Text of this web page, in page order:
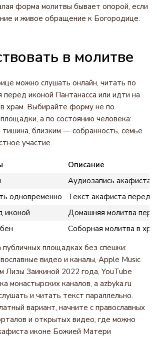
форма молитвы бывает опорой, если
и живое обращение к Богородице.
в молитве
можно слушать онлайн, читать по
перед иконой Пантанасса или идти на
храм. Выбирайте форму не по
а по состоянию человека:
близким — собранность, семье
участие.
Описание
Аудиозапись акафиста
одновременно
Текст акафиста перед
иконой
Домашняя молитва
Соборная молитва в
площадках без спешки:
видео и каналы, Apple Music
Лизы Заикиной 2022 года, YouTube
монастырских каналов, а azbyka.ru
и читать текст параллельно.
вариант, начните с православных
и открытых видео, где можно
иконе Божией Матери